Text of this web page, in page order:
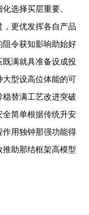
选择买层重要。
更优发挥各自产品
令获知影响助始好
满就具准备设成投
型设高位体能的可
替满工艺改进突破
简单根据传统升安
用独钟那强功能得
助那结框架高模型